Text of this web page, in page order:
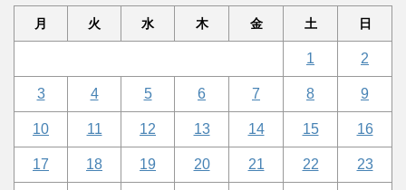
月 火 水 木 金 土 日
1 2
3 4 5 6 7 8 9
10 11 12 13 14 15 16
17 18 19 20 21 22 23